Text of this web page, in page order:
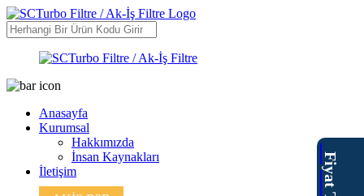
Anasayfa
Kurumsal
Hakkımızda
İnsan Kaynakları
İletişim